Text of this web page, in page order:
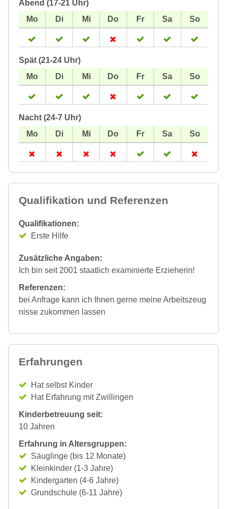
Abend (17-21 Uhr)
Spät (21-24 Uhr)
Nacht (24-7 Uhr)
Qualifikation und Referenzen
Qualifikationen:
Erste Hilfe
Zusätzliche Angaben:
Ich bin seit 2001 staatlich examinierte Erzieherin!
Referenzen:
bei Anfrage kann ich Ihnen gerne meine Arbeitszeug
nisse zukommen lassen
Erfahrungen
Hat selbst Kinder
Hat Erfahrung mit Zwillingen
Kinderbetreuung seit:
10 Jahren
Erfahrung in Altersgruppen:
Säuglinge (bis 12 Monate)
Kleinkinder (1-3 Jahre)
Kindergarten (4-6 Jahre)
Grundschule (6-11 Jahre)